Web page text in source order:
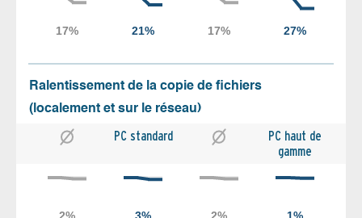
Ralentissement de la copie de fichiers
(localement et sur le réseau)
PC standard
PC haut de
gamme